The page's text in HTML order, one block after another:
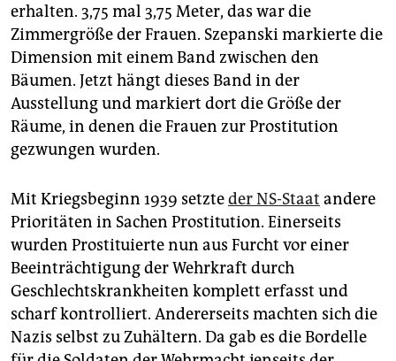
erhalten. 3,75 mal 3,75 Meter, das war die
Zimmergröße der Frauen. Szepanski markierte die
Dimension mit einem Band zwischen den
Bäumen. Jetzt hängt dieses Band in der
Ausstellung und markiert dort die Größe der
Räume, in denen die Frauen zur Prostitution
gezwungen wurden.
Mit Kriegsbeginn 1939 setzteder NS-Staat andere
Prioritäten in Sachen Prostitution. Einerseits
wurden Prostituierte nun aus Furcht vor einer
Beeinträchtigung der Wehrkraft durch
Geschlechtskrankheiten komplett erfasst und
scharf kontrolliert. Andererseits machten sich die
Nazis selbst zu Zuhältern. Da gab es die Bordelle